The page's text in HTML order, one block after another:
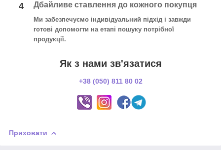
4 Дбайливе ставлення до кожного покупця
Ми забезпечуємо індивідуальний підхід і завжди
готові допомогти на етапі пошуку потрібної
продукції.
Як з нами зв'язатися
+38 (050) 811 80 02
Приховати